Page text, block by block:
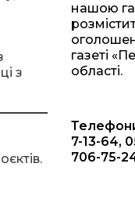
з
10:31
28 лип
16:57
24 лип
нашою
газеті
області.
7-13-64,
706-75-